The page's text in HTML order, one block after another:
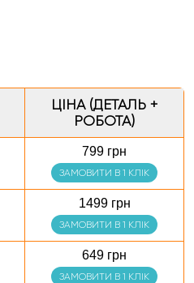
ЦІНА (ДЕТАЛЬ +
РОБОТА)
799 грн
ЗАМОВИТИ В 1 КЛІК
1499 грн
ЗАМОВИТИ В 1 КЛІК
649 грн
ЗАМОВИТИ В 1 КЛІК